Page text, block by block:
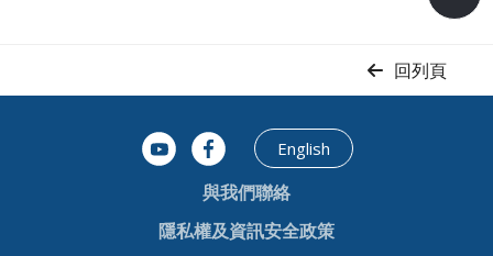
回列頁
English
與我們聯絡
隱私權及資訊安全政策